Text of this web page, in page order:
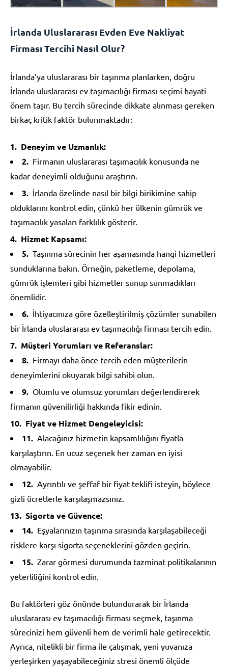
İrlanda Uluslararası Evden Eve Nakliyat
Firması Tercihi Nasıl Olur?
İrlanda’ya uluslararası bir taşınma planlarken, doğru
İrlanda uluslararası ev taşımacılığı firması seçimi hayati
önem taşır. Bu tercih sürecinde dikkate alınması gereken
birkaç kritik faktör bulunmaktadır:
Deneyim ve Uzmanlık:
Firmanın uluslararası taşımacılık konusunda ne
kadar deneyimli olduğunu araştırın.
İrlanda özelinde nasıl bir bilgi birikimine sahip
olduklarını kontrol edin, çünkü her ülkenin gümrük ve
taşımacılık yasaları farklılık gösterir.
Hizmet Kapsamı:
Taşınma sürecinin her aşamasında hangi hizmetleri
sunduklarına bakın. Örneğin, paketleme, depolama,
gümrük işlemleri gibi hizmetler sunup sunmadıkları
önemlidir.
İhtiyacınıza göre özelleştirilmiş çözümler sunabilen
bir İrlanda uluslararası ev taşımacılığı firması tercih edin.
Müşteri Yorumları ve Referanslar:
Firmayı daha önce tercih eden müşterilerin
deneyimlerini okuyarak bilgi sahibi olun.
Olumlu ve olumsuz yorumları değerlendirerek
firmanın güvenilirliği hakkında fikir edinin.
Fiyat ve Hizmet Dengeleyicisi:
Alacağınız hizmetin kapsamlılığını fiyatla
karşılaştırın. En ucuz seçenek her zaman en iyisi
olmayabilir.
Ayrıntılı ve şeffaf bir fiyat teklifi isteyin, böylece
gizli ücretlerle karşılaşmazsınız.
Sigorta ve Güvence:
Eşyalarınızın taşınma sırasında karşılaşabileceği
risklere karşı sigorta seçeneklerini gözden geçirin.
Zarar görmesi durumunda tazminat politikalarının
yeterliliğini kontrol edin.
Bu faktörleri göz önünde bulundurarak bir İrlanda
uluslararası ev taşımacılığı firması seçmek, taşınma
sürecinizi hem güvenli hem de verimli hale getirecektir.
Ayrıca, nitelikli bir firma ile çalışmak, yeni yuvanıza
yerleşirken yaşayabileceğiniz stresi önemli ölçüde